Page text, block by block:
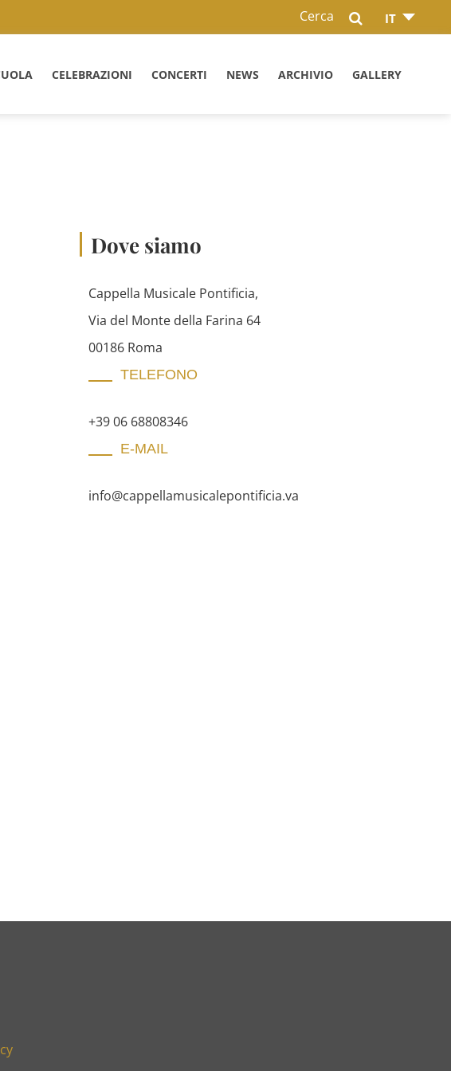
IT
Cerca
CELEBRAZIONI CONCERTI NEWS ARCHIVIO GALLERY
Dove siamo
Cappella Musicale Pontificia,
Via del Monte della Farina 64
00186 Roma
TELEFONO
+39 06 68808346
E-MAIL
info@cappellamusicalepontificia.va